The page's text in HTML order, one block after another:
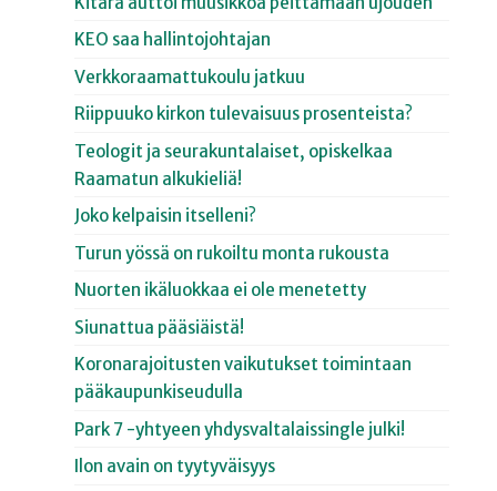
KEO saa hallintojohtajan
Verkkoraamattukoulu jatkuu
Riippuuko kirkon tulevaisuus prosenteista?
Teologit ja seurakuntalaiset, opiskelkaa
Raamatun alkukieliä!
Joko kelpaisin itselleni?
Turun yössä on rukoiltu monta rukousta
Nuorten ikäluokkaa ei ole menetetty
Siunattua pääsiäistä!
Koronarajoitusten vaikutukset toimintaan
pääkaupunkiseudulla
Park 7 -yhtyeen yhdysvaltalaissingle julki!
Ilon avain on tyytyväisyys